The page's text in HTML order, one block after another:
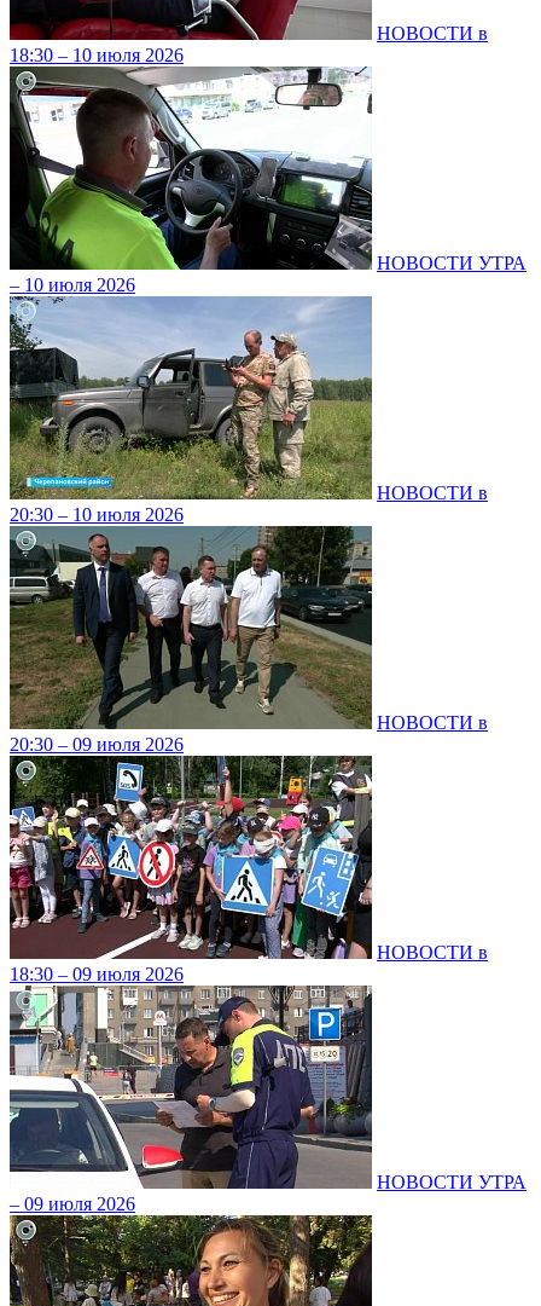
НОВОСТИ в
18:30 – 10 июля 2026
НОВОСТИ УТРА
– 10 июля 2026
НОВОСТИ в
20:30 – 10 июля 2026
НОВОСТИ в
20:30 – 09 июля 2026
НОВОСТИ в
18:30 – 09 июля 2026
НОВОСТИ УТРА
– 09 июля 2026